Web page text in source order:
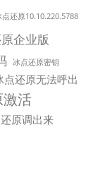
点还原10.10.220.5788
企业版
冰点还原密钥
点还原无法呼出
活
原调出来